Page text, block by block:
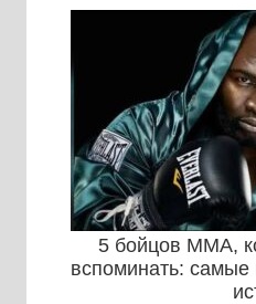
5 бойцов ММА,
вспоминать: